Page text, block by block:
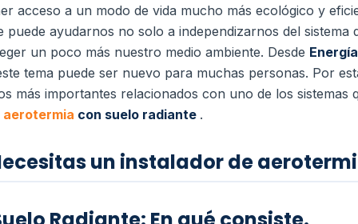
acceso a un modo de vida mucho más ecológico y
puede ayudarnos no solo a independizarnos del sistema
un poco más nuestro medio ambiente. Desde
tema puede ser nuevo para muchas personas. Por
más importantes relacionados con uno de los sistemas
aerotermia con suelo radiante .
un instalador de